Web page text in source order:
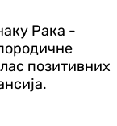
Рака -
позитивних